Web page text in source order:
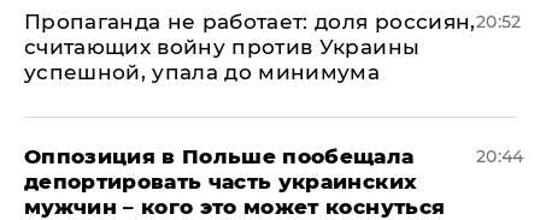
​Пропаганда не работает: доля россиян,
считающих войну против Украины
успешной, упала до минимума
20:52
Оппозиция в Польше пообещала
депортировать часть украинских
мужчин – кого это может коснуться
20:44